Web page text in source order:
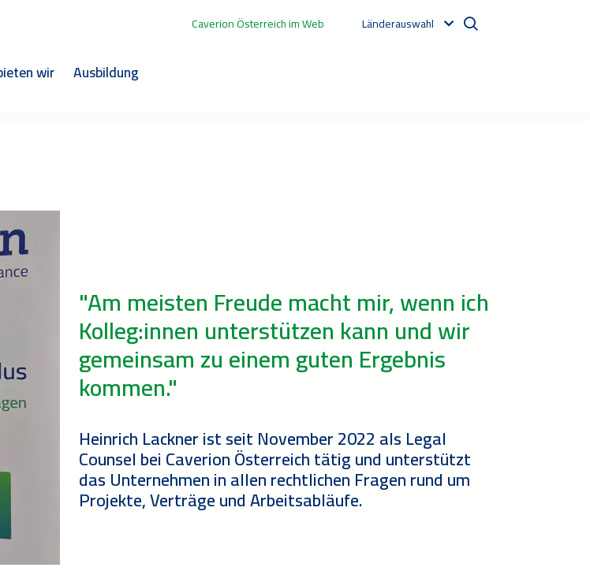
Caverion Österreich im Web Länderauswahl
wir Ausbildung
"Am meisten Freude macht mir, wenn ich
Kolleg:innen unterstützen kann und wir
gemeinsam zu einem guten Ergebnis
kommen."
Heinrich Lackner ist seit November 2022 als Legal
Counsel bei Caverion Österreich tätig und unterstützt
das Unternehmen in allen rechtlichen Fragen rund um
Projekte, Verträge und Arbeitsabläufe.